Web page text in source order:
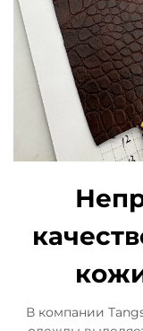
В компании